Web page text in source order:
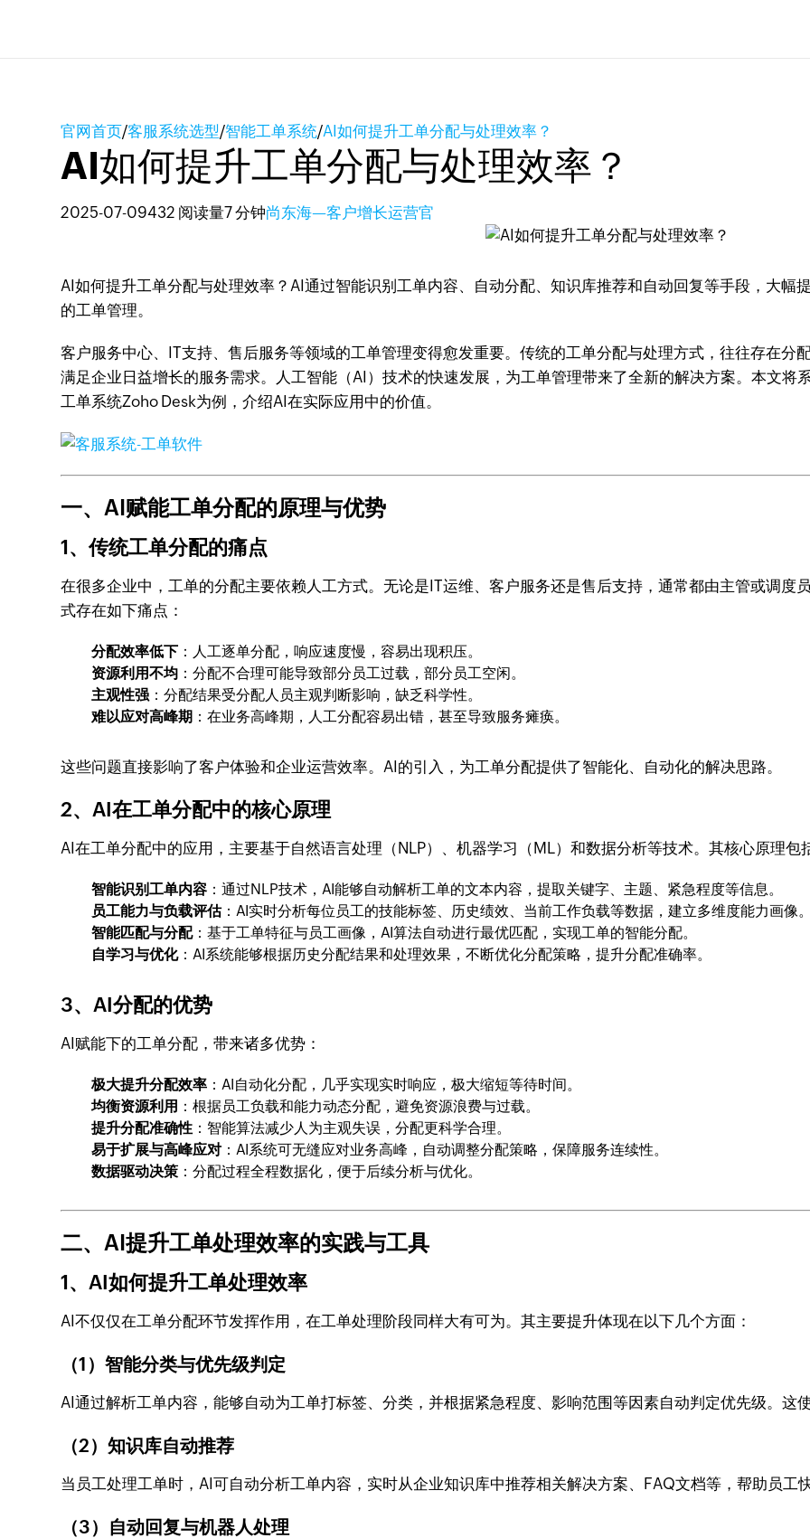
官网首页/客服系统选型/智能工单系统/AI如何提升工单分配与处理效率？
AI如何提升工单分配与处理效率？
2025-07-09432 阅读量7 分钟尚东海—客户增长运营官
AI如何提升工单分配与处理效率？AI通过智能识别工单内容、自动分配、知识库推荐和自动回复等手段，大幅
的工单管理。
客户服务中心、IT支持、售后服务等领域的工单管理变得愈发重要。传统的工单分配与处理方式，往往存在分
满足企业日益增长的服务需求。人工智能（AI）技术的快速发展，为工单管理带来了全新的解决方案。本文将
工单系统Zoho Desk为例，介绍AI在实际应用中的价值。
一、AI赋能工单分配的原理与优势
1、传统工单分配的痛点
在很多企业中，工单的分配主要依赖人工方式。无论是IT运维、客户服务还是售后支持，通常都由主管或调度
式存在如下痛点：
分配效率低下 ：人工逐单分配，响应速度慢，容易出现积压。
资源利用不均 ：分配不合理可能导致部分员工过载，部分员工空闲。
主观性强 ：分配结果受分配人员主观判断影响，缺乏科学性。
难以应对高峰期 ：在业务高峰期，人工分配容易出错，甚至导致服务瘫痪。
这些问题直接影响了客户体验和企业运营效率。AI的引入，为工单分配提供了智能化、自动化的解决思路。
2、AI在工单分配中的核心原理
AI在工单分配中的应用，主要基于自然语言处理（NLP）、机器学习（ML）和数据分析等技术。其核心原理包
智能识别工单内容 ：通过NLP技术，AI能够自动解析工单的文本内容，提取关键字、主题、紧急程度等信息。
员工能力与负载评估：AI实时分析每位员工的技能标签、历史绩效、当前工作负载等数据，建立多维度能力画像
智能匹配与分配：基于工单特征与员工画像，AI算法自动进行最优匹配，实现工单的智能分配。
自学习与优化：AI系统能够根据历史分配结果和处理效果，不断优化分配策略，提升分配准确率。
3、AI分配的优势
AI赋能下的工单分配，带来诸多优势：
极大提升分配效率 ：AI自动化分配，几乎实现实时响应，极大缩短等待时间。
均衡资源利用 ：根据员工负载和能力动态分配，避免资源浪费与过载。
提升分配准确性 ：智能算法减少人为主观失误，分配更科学合理。
易于扩展与高峰应对 ：AI系统可无缝应对业务高峰，自动调整分配策略，保障服务连续性。
数据驱动决策 ：分配过程全程数据化，便于后续分析与优化。
二、AI提升工单处理效率的实践与工具
1、AI如何提升工单处理效率
AI不仅仅在工单分配环节发挥作用，在工单处理阶段同样大有可为。其主要提升体现在以下几个方面：
（1）智能分类与优先级判定
AI通过解析工单内容，能够自动为工单打标签、分类，并根据紧急程度、影响范围等因素自动判定优先级。这
（2）知识库自动推荐
当员工处理工单时，AI可自动分析工单内容，实时从企业知识库中推荐相关解决方案、FAQ文档等，帮助员工
（3）自动回复与机器人处理